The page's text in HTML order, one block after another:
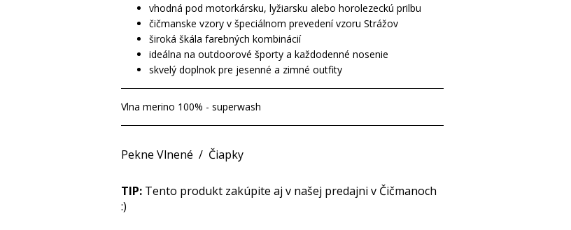
vhodná pod motorkársku, lyžiarsku alebo horolezeckú prilbu
čičmanske vzory v špeciálnom prevedení vzoru Strážov
široká škála farebných kombinácií
ideálna na outdoorové športy a každodenné nosenie
skvelý doplnok pre jesenné a zimné outfity
Vlna merino 100% - superwash
Pekne Vlnené / Čiapky
TIP: Tento produkt zakúpite aj v našej predajni v Čičmanoch
:)